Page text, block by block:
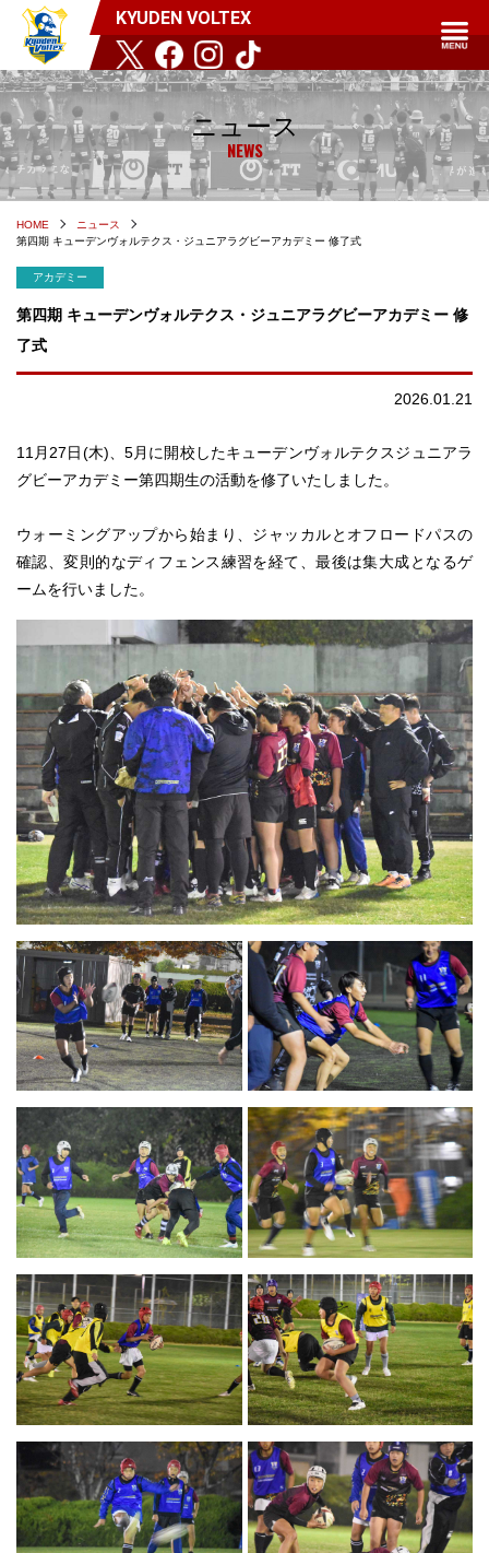
KYUDEN VOLTEX
ニュース
NEWS
HOME
ニュース
第四期 キューデンヴォルテクス・ジュニアラグビーアカデミー 修了式
アカデミー
第四期 キューデンヴォルテクス・ジュニアラグビーアカデミー 修
了式
2026.01.21
11月27日(木)、5月に開校したキューデンヴォルテクスジュニアラ
グビーアカデミー第四期生の活動を修了いたしました。
ウォーミングアップから始まり、ジャッカルとオフロードパスの
確認、変則的なディフェンス練習を経て、最後は集大成となるゲ
ームを行いました。